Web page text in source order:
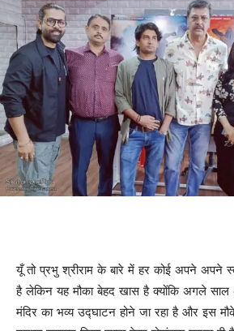
यूँ तो प्रभु श्रीराम के बारे में हर कोई अपने अपने
है लेकिन यह मौका बेहद खास है क्योंकि अगले साल
मंदिर का भव्य उद्घाटन होने जा रहा है और इस